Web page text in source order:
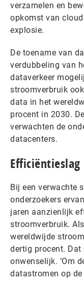
verzamelen en
opkomst van
explosie.
De toename van
verdubbeling van
dataverkeer
stroomverbruik
data in het
procent in 2030.
verwachten de
datacenters.
Efficiëntieslag
Bij een verwachte
onderzoekers
jaren aanzienlijk
stroomverbruik.
wereldwijde
dertig procent. Dat
onwenselijk. ‘Om
datastromen op de